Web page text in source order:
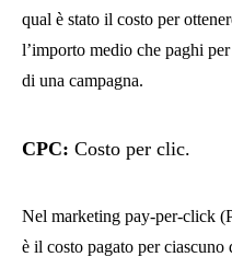
qual è stato il costo per
l’importo medio che paghi
di una campagna.
CPC: Costo per clic.
Nel marketing pay-per-click
è il costo pagato per